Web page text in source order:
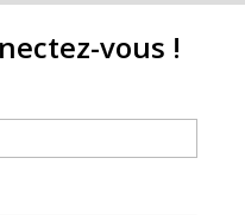
vous !